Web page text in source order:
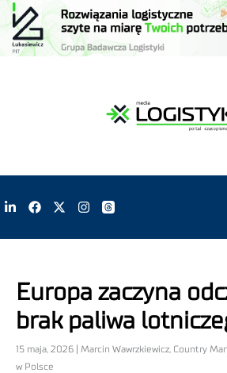
Europa zaczyna
brak paliwa
15 maja, 2026 | Marcin Wawrzkiewicz, Country
w Polsce